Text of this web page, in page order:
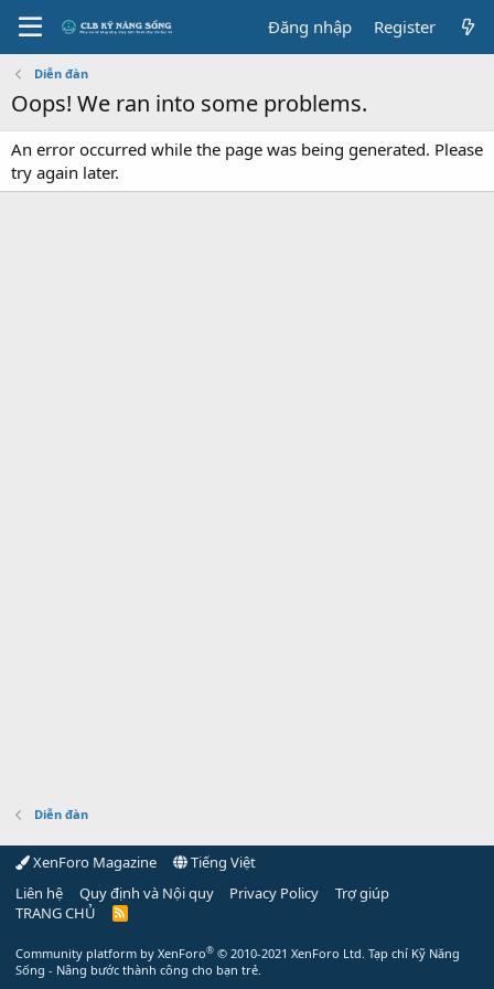
Đăng nhập Register
Diễn đàn
Oops! We ran into some problems.
An error occurred while the page was being generated. Please
try again later.
Diễn đàn
XenForo Magazine
Tiếng Việt
Liên hệ
Quy định và Nội quy Privacy Policy
Trợ giúp
TRANG CHỦ
R
Community platform by XenForo® © 2010-2021 XenForo Ltd. Tạp chí Kỹ Năng
Sống - Nâng bước thành công cho bạn trẻ.